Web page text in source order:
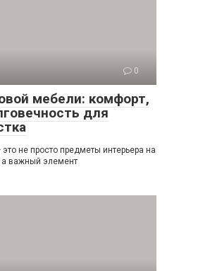
0
мебели: комфорт,
для
не просто предметы интерьера на
а важный элемент